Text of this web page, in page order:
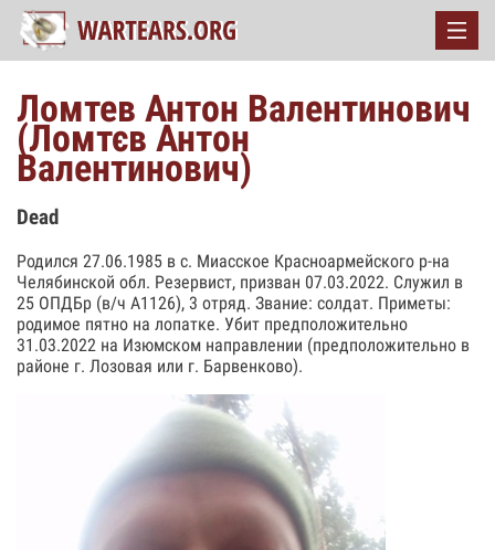
Ломтев Антон Валентинович
(Ломтєв Антон
Валентинович)
Dead
Родился 27.06.1985 в с. Миасское Красноармейского р-на
Челябинской обл. Резервист, призван 07.03.2022. Служил в
25 ОПДБр (в/ч А1126), 3 отряд. Звание: солдат. Приметы:
родимое пятно на лопатке. Убит предположительно
31.03.2022 на Изюмском направлении (предположительно в
районе г. Лозовая или г. Барвенково).